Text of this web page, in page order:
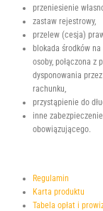
przeniesienie
zastaw rejestrowy,
przelew (cesja)
blokada środków
osoby, połączona z
dysponowania
rachunku,
przystąpienie do
inne
obowiązującego.
Regulamin
Karta produktu
Tabela opłat i